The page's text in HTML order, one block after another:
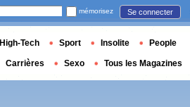
mémorisez Se connecter
High-Tech Sport Insolite People
Carrières Sexo Tous les Magazines